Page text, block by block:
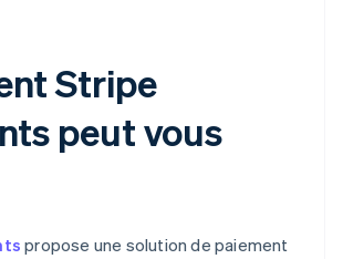
Stripe
peut vous
propose une solution de paiement